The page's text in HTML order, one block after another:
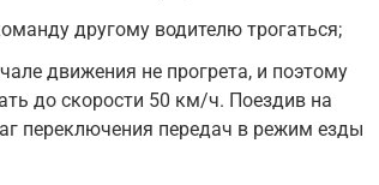
другому водителю трогаться;
движения не прогрета, и поэтому
до скорости 50 км/ч. Поездив на
переключения передач в режим езды